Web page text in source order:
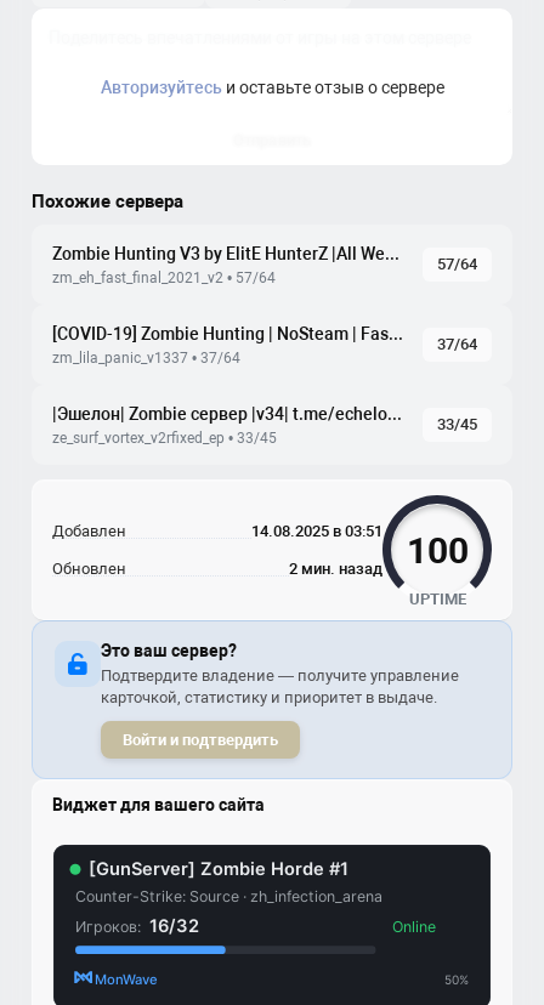
Авторизуйтесьи оставьте отзыв о сервере
Похожие сервера
Zombie Hunting V3 by ElitE HunterZ |All Weapons|Rank|Respawn
zm_eh_fast_final_2021_v2 • 57/64
57/64
[COVID-19] Zombie Hunting | NoSteam | FastDL
zm_lila_panic_v1337 • 37/64
37/64
|Эшелон| Zombie сервер |v34| t.me/echelonproject |
ze_surf_vortex_v2rfixed_ep • 33/45
33/45
Добавлен 14.08.2025 в 03:51
Обновлен 2 мин. назад 100
UPTIME
Это ваш сервер?
Подтвердите владение — получите управление
карточкой, статистику и приоритет в выдаче.
Войти и подтвердить
Виджет для вашего сайта